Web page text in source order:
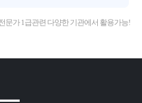
문가 1급관련 다양한 기관에서 활용가능!